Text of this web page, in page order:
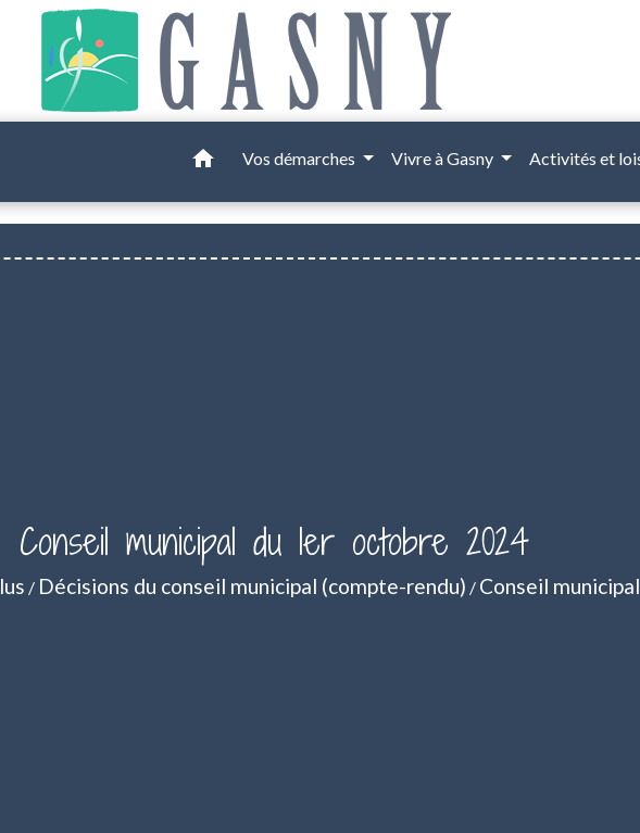
home Vos démarches Vivre à Gasny Activités et
Conseil municipal du 1er octobre 2024
/ Décisions du conseil municipal (compte-rendu) / Conseil